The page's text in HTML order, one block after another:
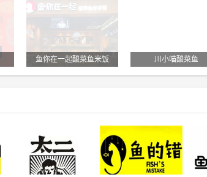
鱼你在一起酸菜鱼米饭 川小喵酸菜鱼